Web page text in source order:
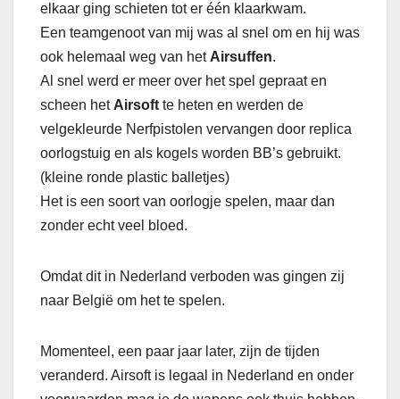
elkaar ging schieten tot er één klaarkwam.
Een teamgenoot van mij was al snel om en hij was
ook helemaal weg van het Airsuffen.
Al snel werd er meer over het spel gepraat en
scheen het Airsoft te heten en werden de
velgekleurde Nerfpistolen vervangen door replica
oorlogstuig en als kogels worden BB’s gebruikt.
(kleine ronde plastic balletjes)
Het is een soort van oorlogje spelen, maar dan
zonder echt veel bloed.
Omdat dit in Nederland verboden was gingen zij
naar België om het te spelen.
Momenteel, een paar jaar later, zijn de tijden
veranderd. Airsoft is legaal in Nederland en onder